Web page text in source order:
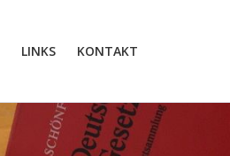
LINKS KONTAKT